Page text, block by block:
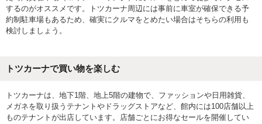
するのがオススメです。トツカーナ周辺には事前に車室が確保できる予
約制駐車場もあるため、確実にクルマをとめたい場合はそちらの利用も
検討しましょう。
トツカーナで買い物を楽しむ
トツカーナは、地下1階、地上5階の建物で、ファッションや日用雑貨、
メガネを取り扱うテナントやドラッグストアなど、館内には100店舗以上
ものテナントが出店しています。店舗ごとにお得なセールを開催してい